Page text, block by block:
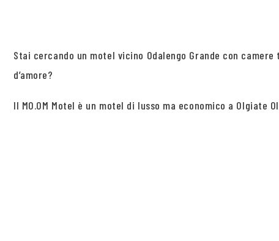
Stai cercando un motel vicino Odalengo Grande con
d’amore?
Il MO.OM Motel è un motel di lusso ma economico a Olgiate